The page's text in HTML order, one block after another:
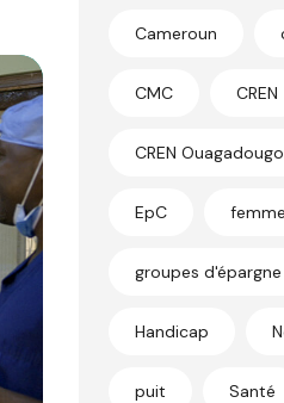
Cameroun
CMC CREN
CREN
EpC femme
groupes d'épargne
Handicap
puit Santé